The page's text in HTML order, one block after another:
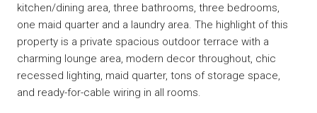
kitchen/dining area, three bathrooms, three bedrooms,
one maid quarter and a laundry area. The highlight of this
property is a private spacious outdoor terrace with a
charming lounge area, modern decor throughout, chic
recessed lighting, maid quarter, tons of storage space,
and ready-for-cable wiring in all rooms.